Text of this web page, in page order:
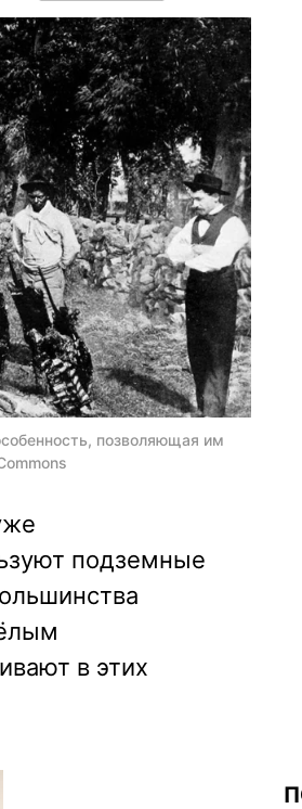
позволяющая им
подземные
в этих